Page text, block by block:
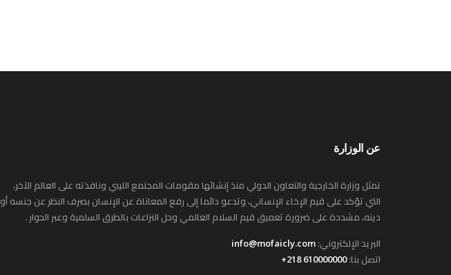
عن الوزارة
تمثل وزارة الخارجية والتعاون الدولي منذ إنشائها مقومات المجتمع الليبي ونافذته على العالم الآخر،
التي تؤكد على قيم الإخاء الإنساني، وتدعو دائما إلى رفع المعاناة عن الإنسان بصرف النظر عن جنسه أو
دينه، مشددة على ضرورة تعميق قيم السلام العالمي وحل النزاعات بالطرق السلمية وعبر الحوار .
البريد الإلكتروني: info@mofaicly.com
اتصل بنا:610000000 218+